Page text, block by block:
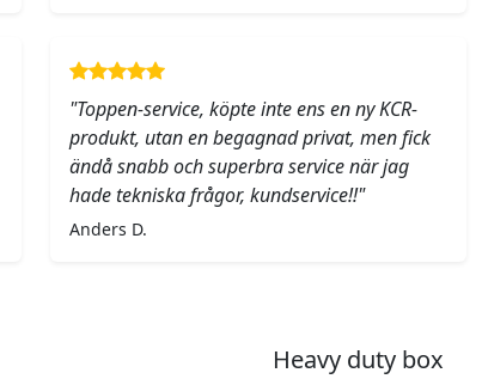
"Toppen-service, köpte inte ens en ny KCR-
produkt, utan en begagnad privat, men fick
ändå snabb och superbra service när jag
hade tekniska frågor, kundservice!!"
Anders D.
Heavy duty box